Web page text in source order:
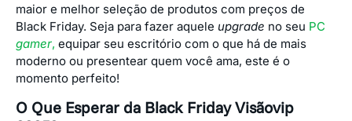
maior e melhor seleção de produtos com preços de
Black Friday. Seja para fazer aquele upgrade no seu PC
gamer, equipar seu escritório com o que há de mais
moderno ou presentear quem você ama, este é o
momento perfeito!
O Que Esperar da Black Friday Visãovip